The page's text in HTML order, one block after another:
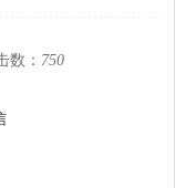
数： 750